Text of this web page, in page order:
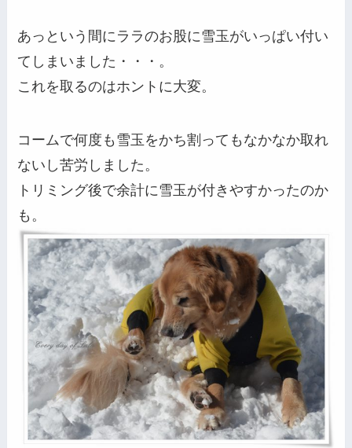
あっという間にララのお股に雪玉がいっぱい付い
てしまいました・・・。
これを取るのはホントに大変。
コームで何度も雪玉をかち割ってもなかなか取れ
ないし苦労しました。
トリミング後で余計に雪玉が付きやすかったのか
も。